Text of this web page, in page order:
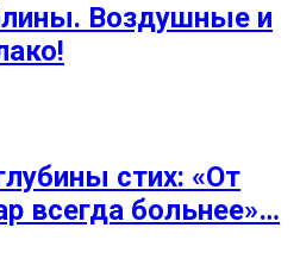
Воздушные и
стих: «От
всегда больнее»…